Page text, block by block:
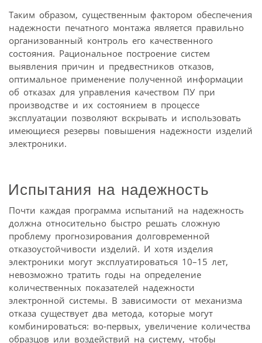
Таким образом, существенным фактором обеспечения
надежности печатного монтажа является правильно
организованный контроль его качественного
состояния. Рациональное построение систем
выявления причин и предвестников отказов,
оптимальное применение полученной информации
об отказах для управления качеством ПУ при
производстве и их состоянием в процессе
эксплуатации позволяют вскрывать и использовать
имеющиеся резервы повышения надежности изделий
электроники.
Испытания на надежность
Почти каждая программа испытаний на надежность
должна относительно быстро решать сложную
проблему прогнозирования долговременной
отказоустойчивости изделий. И хотя изделия
электроники могут эксплуатироваться 10–15 лет,
невозможно тратить годы на определение
количественных показателей надежности
электронной системы. В зависимости от механизма
отказа существует два метода, которые могут
комбинироваться: во‑первых, увеличение количества
образцов или воздействий на систему, чтобы